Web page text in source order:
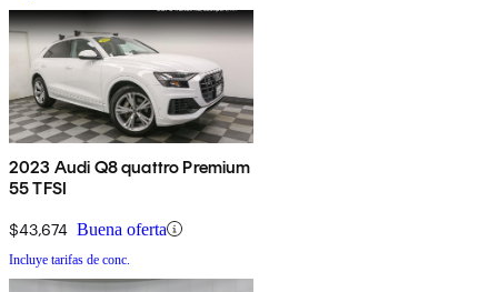
2023 Audi Q8 quattro Premium
55 TFSI
$43,674 Buena oferta
Incluye tarifas de conc.